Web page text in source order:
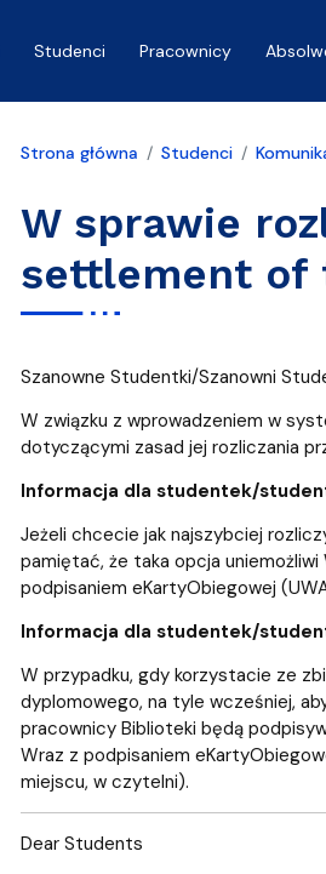
Studenci Pracownicy
Strona główna Studenci
W sprawie
settlement of
Szanowne Studentki/Szanowni
W związku z wprowadzeniem w
dotyczącymi zasad jej rozliczania
Informacja dla studentek/
Jeżeli chcecie jak najszybciej
pamiętać, że taka opcja
podpisaniem eKartyObiegowej
Informacja dla studentek/
W przypadku, gdy korzystacie ze
dyplomowego, na tyle wcześniej,
pracownicy Biblioteki będą
Wraz z podpisaniem
miejscu, w czytelni).
Dear Students